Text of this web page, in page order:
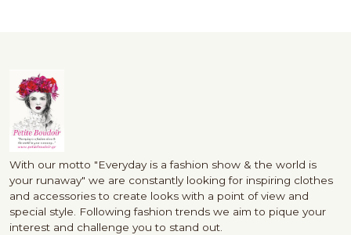
With our motto "Everyday is a fashion show & the world is
your runaway" we are constantly looking for inspiring clothes
and accessories to create looks with a point of view and
special style. Following fashion trends we aim to pique your
interest and challenge you to stand out.